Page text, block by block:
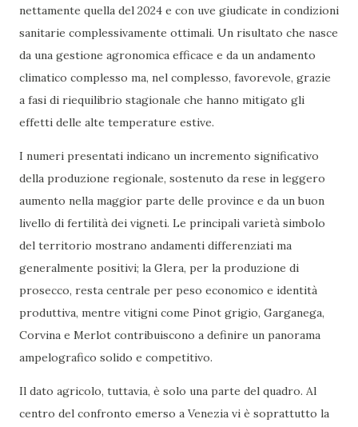
nettamente quella del 2024 e con uve giudicate in condizioni
sanitarie complessivamente ottimali. Un risultato che nasce
da una gestione agronomica efficace e da un andamento
climatico complesso ma, nel complesso, favorevole, grazie
a fasi di riequilibrio stagionale che hanno mitigato gli
effetti delle alte temperature estive.
I numeri presentati indicano un incremento significativo
della produzione regionale, sostenuto da rese in leggero
aumento nella maggior parte delle province e da un buon
livello di fertilità dei vigneti. Le principali varietà simbolo
del territorio mostrano andamenti differenziati ma
generalmente positivi; la Glera, per la produzione di
prosecco, resta centrale per peso economico e identità
produttiva, mentre vitigni come Pinot grigio, Garganega,
Corvina e Merlot contribuiscono a definire un panorama
ampelografico solido e competitivo.
Il dato agricolo, tuttavia, è solo una parte del quadro. Al
centro del confronto emerso a Venezia vi è soprattutto la